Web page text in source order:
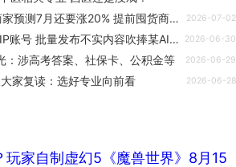
笔记本电脑全线涨价 商家预测7月还要涨20% 提前囤货商户已赚上百万 2026-07-02
豆包高管：近百个相同IP账号 批量发布不实内容吹捧某AI 虚假拉踩营销 2026-06-30
：涉高考答案、社保卡、公积金等 2026-06-29
家复读：选好专业向前看 2026-06-28
玩家自制虚幻5《魔兽世界》8月15